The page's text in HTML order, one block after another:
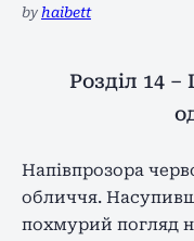
by haibett
Розділ 14
Напівпрозора
обличчя.
похмурий погляд